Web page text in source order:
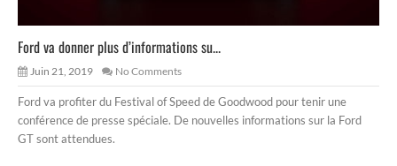
Ford va donner plus d’informations su...
Juin 21, 2019 No Comments
Ford va profiter du Festival of Speed de Goodwood pour tenir une
conférence de presse spéciale. De nouvelles informations sur la Ford
GT sont attendues.